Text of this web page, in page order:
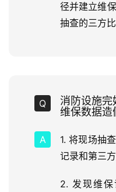
径并建立维
抽查的三方比
消防设施
维保数据造
1. 将现场抽
记录和第三
2. 发现维